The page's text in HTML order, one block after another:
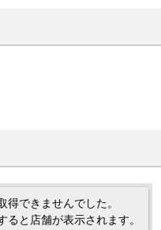
得できませんでした。
ると店舗が表示されます。